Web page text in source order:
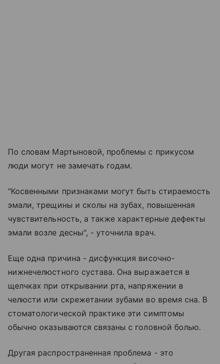
По словам Мартыновой, проблемы с прикусом
люди могут не замечать годам.
"Косвенными признаками могут быть стираемость
эмали, трещины и сколы на зубах, повышенная
чувствительность, а также характерные дефекты
эмали возле десны", - уточнила врач.
Еще одна причина - дисфункция височно-
нижнечелюстного сустава. Она выражается в
щелчках при открывании рта, напряжении в
челюсти или скрежетании зубами во время сна. В
стоматологической практике эти симптомы
обычно оказываются связаны с головной болью.
Другая распространенная проблема - это